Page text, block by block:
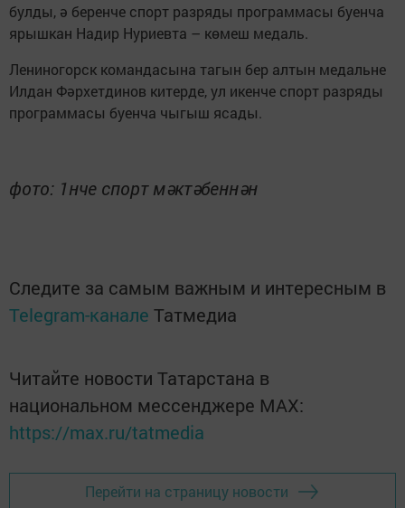
булды, ә беренче спорт разряды программасы буенча
ярышкан Надир Нуриевта – көмеш медаль.
Лениногорск командасына тагын бер алтын медальне
Илдан Фәрхетдинов китерде, ул икенче спорт разряды
программасы буенча чыгыш ясады.
фото: 1нче спорт мәктәбеннән
Следите за самым важным и интересным в
Telegram-канале Татмедиа
Читайте новости Татарстана в
национальном мессенджере MАХ:
https://max.ru/tatmedia
Перейти на страницу новости